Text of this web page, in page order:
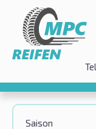
Saison